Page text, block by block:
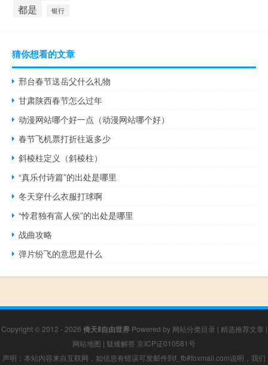
都是 银行
猜你想看的文章
邢台春节送岳父什么礼物
甘肃陕西春节怎么过年
动漫网站哪个好一点（动漫网站哪个好）
春节飞机票打折往返多少
斜棱柱定义（斜棱柱）
“真乐付诗篇”的出处是哪里
冬天穿什么衣服打球啊
“怜君独有富人侯”的出处是哪里
战曲攻略
弹片纷飞的意思是什么
Copyright © 2012 - 2026 倚天Ⅱ自由世界Powered by 网站分类目录 | 精选推荐文章 |
网站地图 | 疑难解答 京ICP证010581号
声明：本站内容来自互联网，如信息有错误可发邮件到f_fb#foxmail.com说明，我们